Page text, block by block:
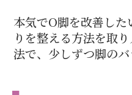
本気でO脚を改善し
りを整える方法を取
法で、少しずつ脚のバ